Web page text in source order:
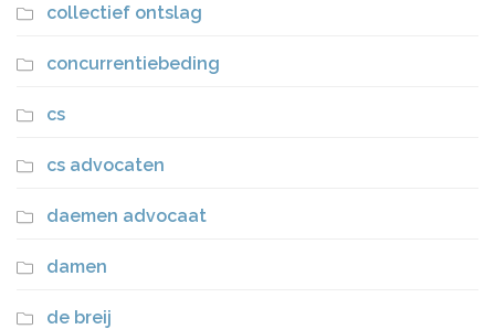
collectief ontslag
concurrentiebeding
cs
cs advocaten
daemen advocaat
damen
de breij